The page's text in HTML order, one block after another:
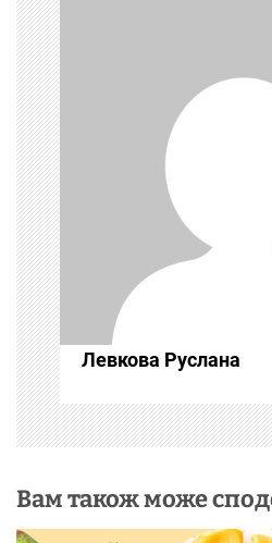
ц
і
я
з
а
п
и
с
і
в
Левкова Руслана
Вам також може